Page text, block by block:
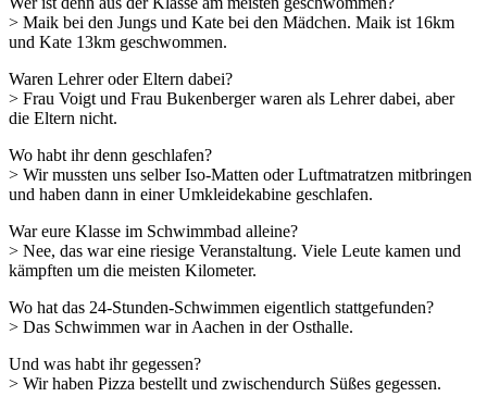
> Maik bei den Jungs und Kate bei den Mädchen. Maik ist 16km
und Kate 13km geschwommen.
Waren Lehrer oder Eltern dabei?
> Frau Voigt und Frau Bukenberger waren als Lehrer dabei, aber
die Eltern nicht.
Wo habt ihr denn geschlafen?
> Wir mussten uns selber Iso-Matten oder Luftmatratzen mitbringen
und haben dann in einer Umkleidekabine geschlafen.
War eure Klasse im Schwimmbad alleine?
> Nee, das war eine riesige Veranstaltung. Viele Leute kamen und
kämpften um die meisten Kilometer.
Wo hat das 24-Stunden-Schwimmen eigentlich stattgefunden?
> Das Schwimmen war in Aachen in der Osthalle.
Und was habt ihr gegessen?
> Wir haben Pizza bestellt und zwischendurch Süßes gegessen.